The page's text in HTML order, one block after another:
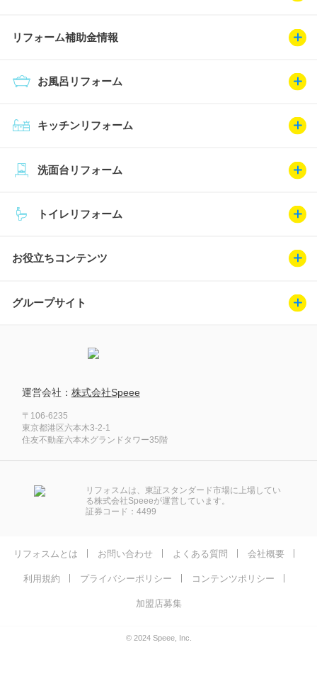
リフォーム補助金情報
キッチンリフォーム
お風呂リフォーム
トイレリフォーム
洗面台リフォーム
お役立ちコンテンツ
グループサイト
運営会社： 株式会社Speee
〒106-6235
東京都港区六本木3-2-1
住友不動産六本木グランドタワー35階
リフォスムは、東証スタンダード市場に上場してい
る株式会社Speeeが運営しています。
証券コード：4499
リフォスムとは お問い合わせ よくある質問 会社概要
利用規約 プライバシーポリシー コンテンツポリシー
加盟店募集
© 2024 Speee, Inc.